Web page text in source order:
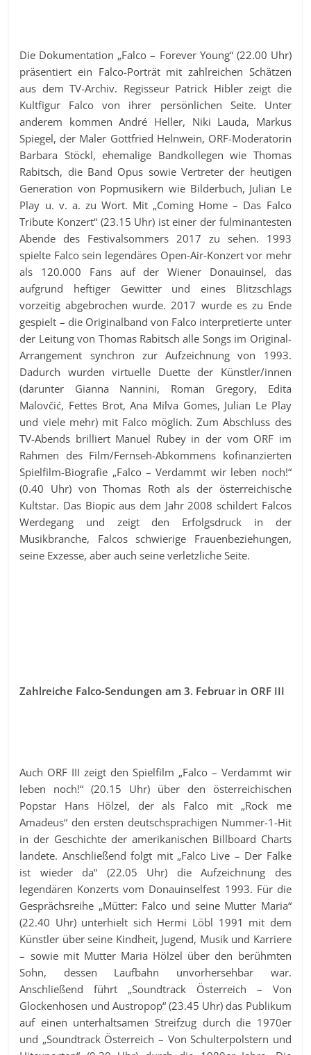
Die Dokumentation „Falco – Forever Young“ (22.00 Uhr)
präsentiert ein Falco-Porträt mit zahlreichen Schätzen
aus dem TV-Archiv. Regisseur Patrick Hibler zeigt die
Kultfigur Falco von ihrer persönlichen Seite. Unter
anderem kommen André Heller, Niki Lauda, Markus
Spiegel, der Maler Gottfried Helnwein, ORF-Moderatorin
Barbara Stöckl, ehemalige Bandkollegen wie Thomas
Rabitsch, die Band Opus sowie Vertreter der heutigen
Generation von Popmusikern wie Bilderbuch, Julian Le
Play u. v. a. zu Wort. Mit „Coming Home – Das Falco
Tribute Konzert“ (23.15 Uhr) ist einer der fulminantesten
Abende des Festivalsommers 2017 zu sehen. 1993
spielte Falco sein legendäres Open-Air-Konzert vor mehr
als 120.000 Fans auf der Wiener Donauinsel, das
aufgrund heftiger Gewitter und eines Blitzschlags
vorzeitig abgebrochen wurde. 2017 wurde es zu Ende
gespielt – die Originalband von Falco interpretierte unter
der Leitung von Thomas Rabitsch alle Songs im Original-
Arrangement synchron zur Aufzeichnung von 1993.
Dadurch wurden virtuelle Duette der Künstler/innen
(darunter Gianna Nannini, Roman Gregory, Edita
Malovčić, Fettes Brot, Ana Milva Gomes, Julian Le Play
und viele mehr) mit Falco möglich. Zum Abschluss des
TV-Abends brilliert Manuel Rubey in der vom ORF im
Rahmen des Film/Fernseh-Abkommens kofinanzierten
Spielfilm-Biografie „Falco – Verdammt wir leben noch!“
(0.40 Uhr) von Thomas Roth als der österreichische
Kultstar. Das Biopic aus dem Jahr 2008 schildert Falcos
Werdegang und zeigt den Erfolgsdruck in der
Musikbranche, Falcos schwierige Frauenbeziehungen,
seine Exzesse, aber auch seine verletzliche Seite.
Zahlreiche Falco-Sendungen am 3. Februar in ORF III
Auch ORF III zeigt den Spielfilm „Falco – Verdammt wir
leben noch!“ (20.15 Uhr) über den österreichischen
Popstar Hans Hölzel, der als Falco mit „Rock me
Amadeus“ den ersten deutschsprachigen Nummer-1-Hit
in der Geschichte der amerikanischen Billboard Charts
landete. Anschließend folgt mit „Falco Live – Der Falke
ist wieder da“ (22.05 Uhr) die Aufzeichnung des
legendären Konzerts vom Donauinselfest 1993. Für die
Gesprächsreihe „Mütter: Falco und seine Mutter Maria“
(22.40 Uhr) unterhielt sich Hermi Löbl 1991 mit dem
Künstler über seine Kindheit, Jugend, Musik und Karriere
– sowie mit Mutter Maria Hölzel über den berühmten
Sohn, dessen Laufbahn unvorhersehbar war.
Anschließend führt „Soundtrack Österreich – Von
Glockenhosen und Austropop“ (23.45 Uhr) das Publikum
auf einen unterhaltsamen Streifzug durch die 1970er
und „Soundtrack Österreich – Von Schulterpolstern und